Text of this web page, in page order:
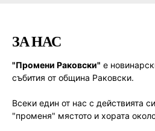
ЗА НАС
"Промени Раковски" е
събития от община Раковски.
Всеки един от нас с действията
"променя" мястото и хората